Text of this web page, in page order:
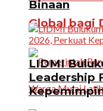
Global bagi
Binaan
LIDMI
Leadership